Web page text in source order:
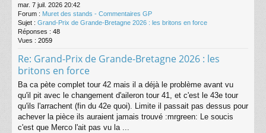
mar. 7 juil. 2026 20:42
Forum : Muret des stands - Commentaires GP
Sujet : Grand-Prix de Grande-Bretagne 2026 : les britons en force
Réponses : 48
Vues : 2059
Re: Grand-Prix de Grande-Bretagne 2026 : les
britons en force
Ba ca pète complet tour 42 mais il a déjà le problème avant vu
qu'il pit avec le changement d'aileron tour 41, et c'est le 43e tour
qu'ils l'arrachent (fin du 42e quoi). Limite il passait pas dessus pour
achever la pièce ils auraient jamais trouvé :mrgreen: Le soucis
c'est que Merco l'ait pas vu la ...